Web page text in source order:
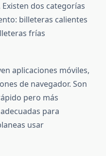
dos categorías
billeteras calientes
frías
aplicaciones móviles,
de navegador. Son
pero más
para
usar